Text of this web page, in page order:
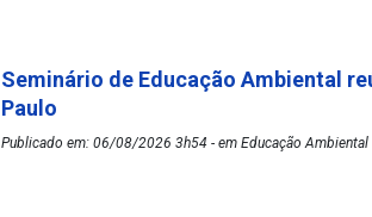
Seminário de Educação Ambiental
Paulo
Publicado em: 06/08/2026 3h54 - em Educação Ambiental